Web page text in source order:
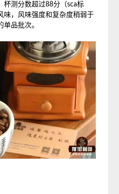
杯测分数超过88分（sca标
味，风味强度和复杂度稍弱于
品批次。